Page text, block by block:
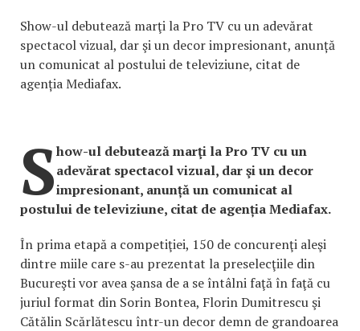
Show-ul debutează marţi la Pro TV cu un adevărat
spectacol vizual, dar şi un decor impresionant, anunță
un comunicat al postului de televiziune, citat de
agenția Mediafax.
Show-ul debutează marţi la Pro TV cu un
adevărat spectacol vizual, dar şi un decor
impresionant, anunță un comunicat al
postului de televiziune, citat de agenția Mediafax.
În prima etapă a competiţiei, 150 de concurenţi aleşi
dintre miile care s-au prezentat la preselecţiile din
Bucureşti vor avea şansa de a se întâlni faţă în faţă cu
juriul format din Sorin Bontea, Florin Dumitrescu şi
Cătălin Scărlătescu într-un decor demn de grandoarea